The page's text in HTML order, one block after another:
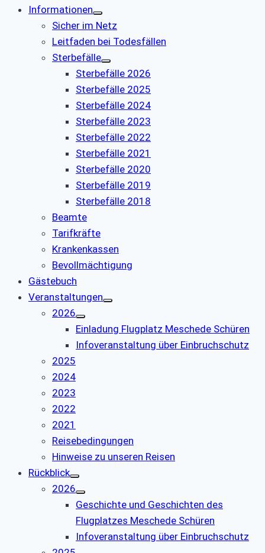
Informationen
Sicher im Netz
Leitfaden bei Todesfällen
Sterbefälle
Sterbefälle 2026
Sterbefälle 2025
Sterbefälle 2024
Sterbefälle 2023
Sterbefälle 2022
Sterbefälle 2021
Sterbefälle 2020
Sterbefälle 2019
Sterbefälle 2018
Beamte
Tarifkräfte
Krankenkassen
Bevollmächtigung
Gästebuch
Veranstaltungen
2026
Einladung Flugplatz Meschede Schüren
Infoveranstaltung über Einbruchschutz
2025
2024
2023
2022
2021
Reisebedingungen
Hinweise zu unseren Reisen
Rückblick
2026
Geschichte und Geschichten des
Flugplatzes Meschede Schüren
Infoveranstaltung über Einbruchschutz